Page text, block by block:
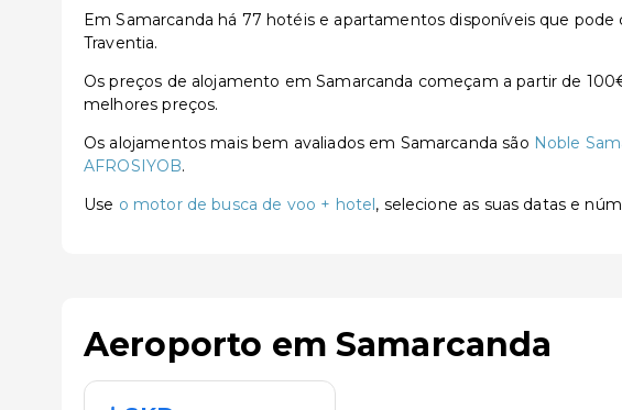
Em Samarcanda há 77 hotéis e apartamentos disponíveis que
Traventia.
Os preços de alojamento em Samarcanda começam a partir de
melhores preços.
Os alojamentos mais bem avaliados em Samarcanda são Noble
AFROSIYOB.
Use o motor de busca de voo + hotel, selecione as suas datas e
Aeroporto em Samarcanda